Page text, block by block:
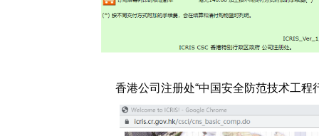
香港公司注册处“中国安全防范技术工程